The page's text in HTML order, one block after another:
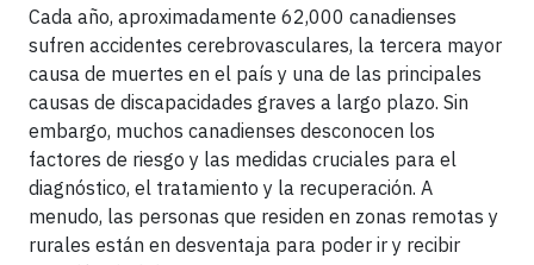
Cada año, aproximadamente 62,000 canadienses
sufren accidentes cerebrovasculares, la tercera mayor
causa de muertes en el país y una de las principales
causas de discapacidades graves a largo plazo. Sin
embargo, muchos canadienses desconocen los
factores de riesgo y las medidas cruciales para el
diagnóstico, el tratamiento y la recuperación. A
menudo, las personas que residen en zonas remotas y
rurales están en desventaja para poder ir y recibir